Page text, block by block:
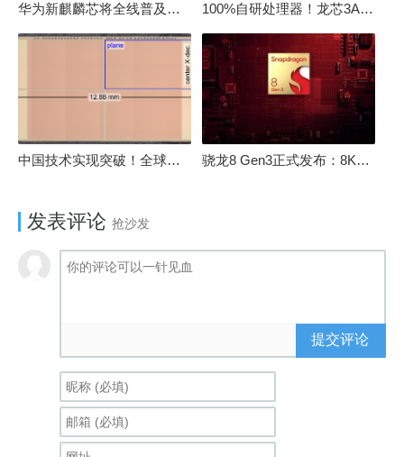
华为新麒麟芯将全线普及！高中低端全面采用 改写竞争格局 100%自研处理器！龙芯3A6000评测：与10代酷睿互有胜负
中国技术实现突破！全球最先进的3D NAND存储芯片被发现 骁龙8 Gen3正式发布：8K240手游成真！AI性能飙升98％
发表评论 抢沙发
提交评论